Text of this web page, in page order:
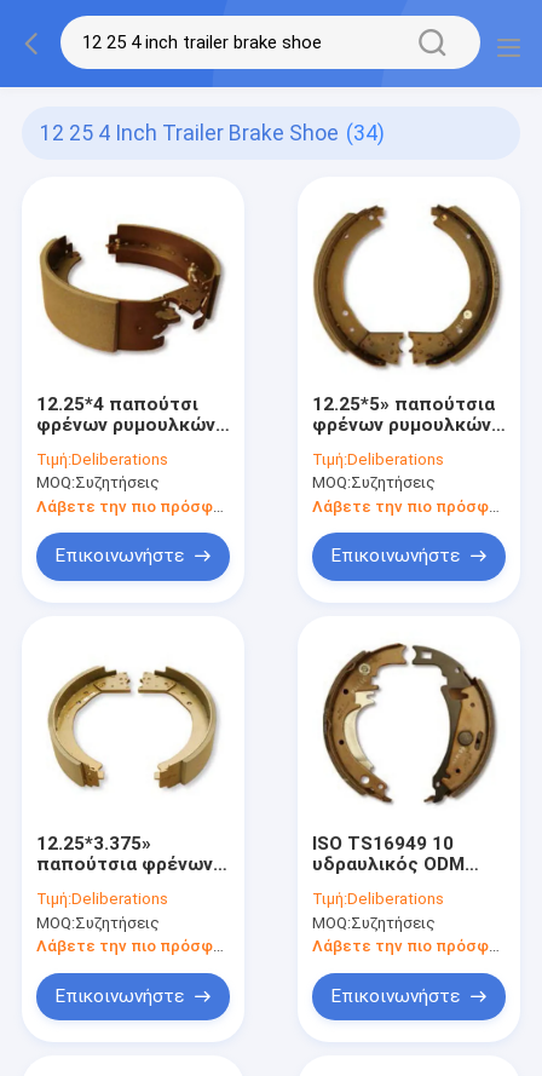
12 25 4 Inch Trailer Brake Shoe (34)
12.25*4 παπούτσι
φρένων ρυμουλκών
Τιμή:Deliberations
MOQ:Συζητήσεις
Λάβετε την πιο πρόσφατη τιμή
Επικοινωνήστε
12.25*5» παπούτσια
φρένων ρυμουλκών
Τιμή:Deliberations
MOQ:Συζητήσεις
Επικοινωνήστε
12.25*3.375»
παπούτσια φρένων
Τιμή:Deliberations
MOQ:Συζητήσεις
Λάβετε την πιο πρόσφατη τιμή
Επικοινωνήστε
ISO TS16949 10
υδραυλικός ODM
φρένων ρυμουλκών
ίντσας
Τιμή:Deliberations
MOQ:Συζητήσεις
Επικοινωνήστε